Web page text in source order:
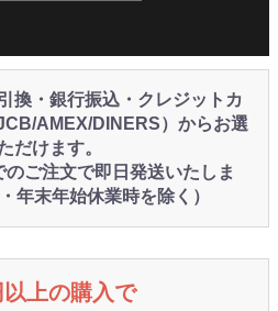
換・銀行振込・クレジットカ
AMEX/DINERS）からお選
だけます。
ご注文で即日発送いたしま
年末年始休業時を除く）
上の購入で